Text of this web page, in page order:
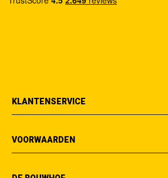
KLANTENSERVICE
VOORWAARDEN